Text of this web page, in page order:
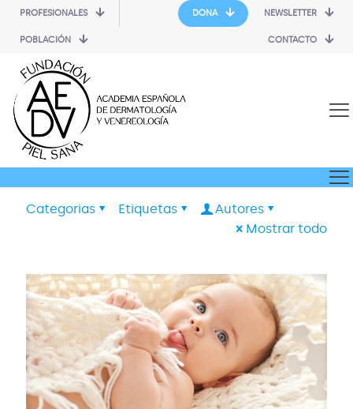
PROFESIONALES
POBLACIÓN
DONA NEWSLETTER
CONTACTO
Categorias Etiquetas
Autores
Mostrar todo